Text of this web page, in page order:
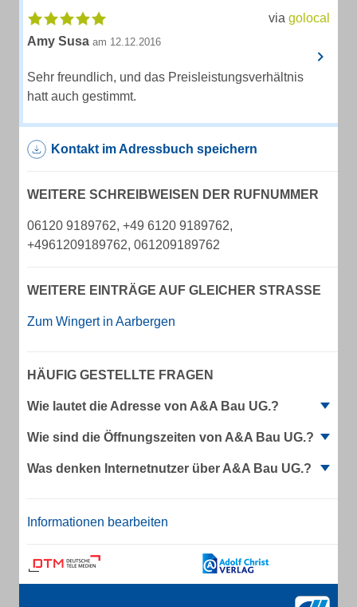
via golocal
Amy Susa am 12.12.2016
Sehr freundlich, und das Preisleistungsverhältnis
hatt auch gestimmt.
Kontakt im Adressbuch speichern
WEITERE SCHREIBWEISEN DER RUFNUMMER
06120 9189762, +49 6120 9189762,
+4961209189762, 061209189762
WEITERE EINTRÄGE AUF GLEICHER STRASSE
Zum Wingert in Aarbergen
HÄUFIG GESTELLTE FRAGEN
Wie lautet die Adresse von A&A Bau UG.?
Wie sind die Öffnungszeiten von A&A Bau UG.?
Was denken Internetnutzer über A&A Bau UG.?
Informationen bearbeiten